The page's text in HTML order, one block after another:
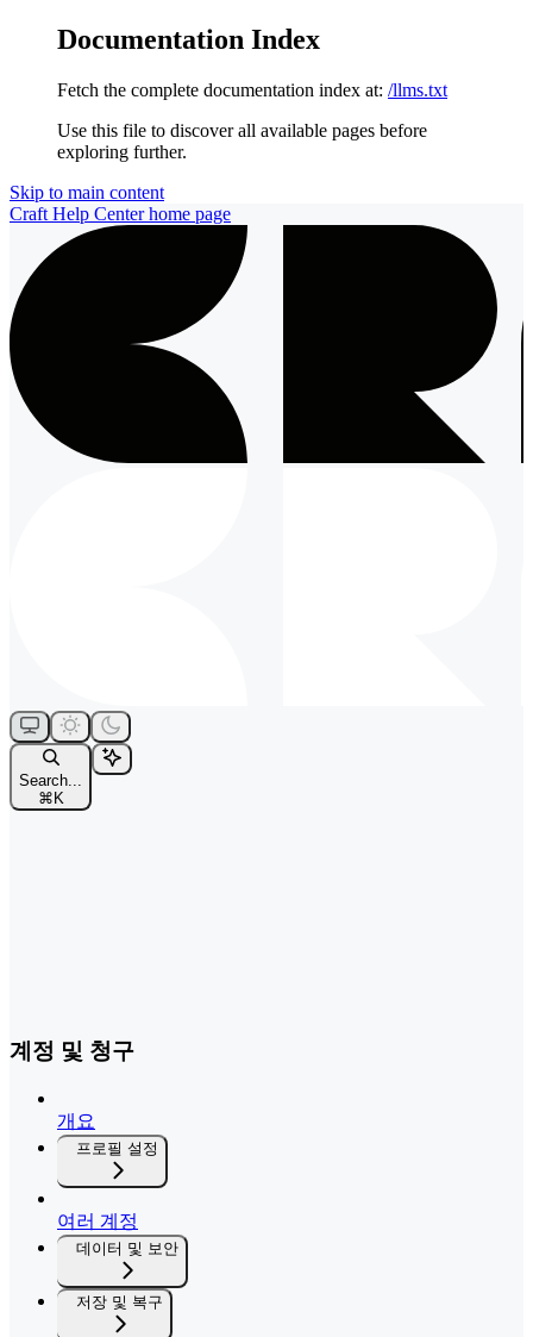
Documentation Index
Fetch the complete documentation index at: /llms.txt
Use this file to discover all available pages before
exploring further.
Skip to main content
Craft Help Centerhome page
Search...
⌘ K
계정 및 청구
개요
프로필 설정
여러 계정
데이터 및 보안
저장 및 복구